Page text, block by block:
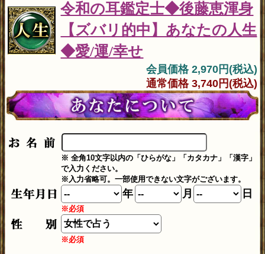
令和の耳鑑定士◆後藤恵渾身
【ズバリ的中】あなたの人生
◆愛/運/幸せ
会員価格 2,970円(税込)
通常価格 3,740円(税込)
※ 全角10文字以内の「ひらがな」「カタカナ」「漢字」
で入力ください。
※入力省略可。一部使用できない文字がございます。
年 月 日
※必須
※必須